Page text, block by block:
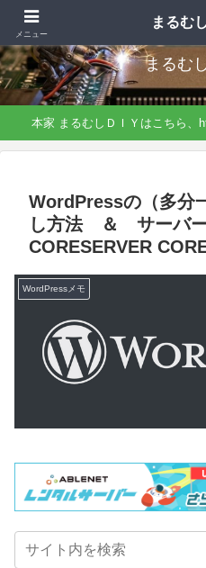
まるむしＤＩＹから分離したサイト、
まるむ
本家 まるむしＤＩＹはこちら、
WordPressの（多分
し方法 ＆ サーバー
CORESERVER
WordPressメモ
メニュー
まるむ